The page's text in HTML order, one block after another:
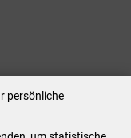
persönliche
Uhr